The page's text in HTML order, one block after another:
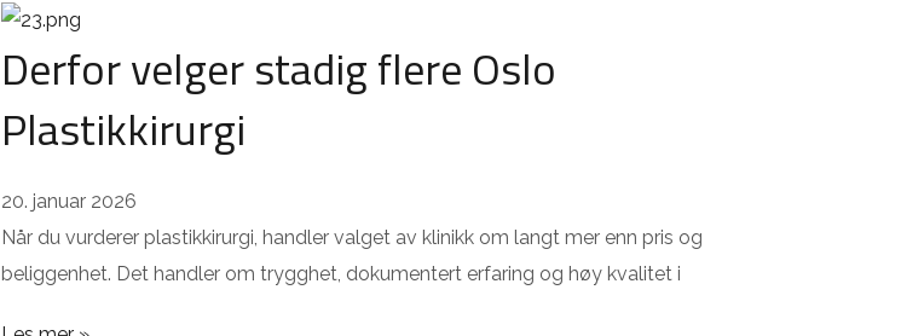
Derfor velger stadig flere Oslo
Plastikkirurgi
20. januar 2026
Når du vurderer plastikkirurgi, handler valget av klinikk om langt mer enn pris og
beliggenhet. Det handler om trygghet, dokumentert erfaring og høy kvalitet i